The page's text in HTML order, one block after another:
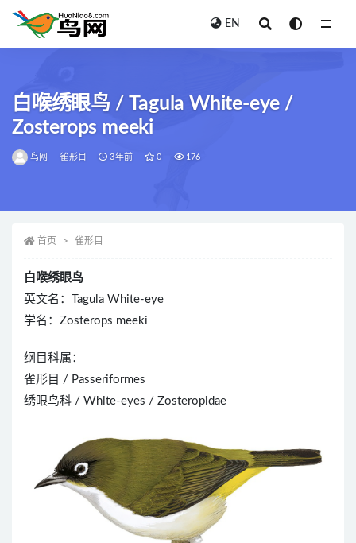
EN
白喉绣眼鸟 / Tagula White-eye /
Zosterops meeki
鸟网 雀形目 3年前 0 176
首页 雀形目
白喉绣眼鸟
英文名：Tagula White-eye
学名：Zosterops meeki
纲目科属：
雀形目 / Passeriformes
绣眼鸟科 / White-eyes / Zosteropidae